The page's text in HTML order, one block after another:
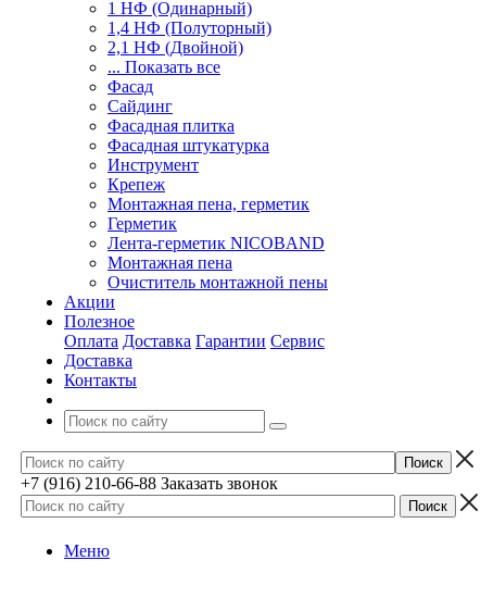
1 НФ (Одинарный)
1,4 НФ (Полуторный)
2,1 НФ (Двойной)
... Показать все
Фасад
Сайдинг
Фасадная плитка
Фасадная штукатурка
Инструмент
Крепеж
Монтажная пена, герметик
Герметик
Лента-герметик NICOBAND
Монтажная пена
Очиститель монтажной пены
Акции
Полезное
Оплата Доставка Гарантии Сервис
Доставка
Контакты
+7 (916) 210-66-88 Заказать звонок
Меню